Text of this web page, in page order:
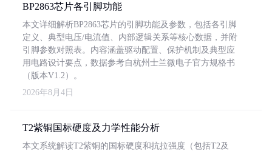
BP2863芯片各引脚功能
本文详细解析BP2863芯片的引脚功能及参数，包括各引脚
定义、典型电压/电流值、内部逻辑关系等核心数据，并附
引脚参数对照表。内容涵盖驱动配置、保护机制及典型应
用电路设计要点，数据参考自杭州士兰微电子官方规格书
（版本V1.2）。
2026年8月4日
T2紫铜国标硬度及力学性能分析
本文系统解读T2紫铜的国标硬度和抗拉强度（包括T2及